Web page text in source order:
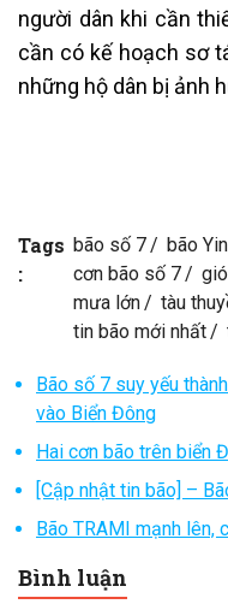
người dân khi cần
cần có kế hoạch sơ
những hộ dân bị ảnh
Tags
:
bão số 7 bão
cơn bão số 7
mưa lớn
tàu
tin bão mới nhất
Bão số 7 suy yếu
vào Biển Đông
Hai cơn bão trên biển
[Cập nhật tin bão] –
Bão TRAMI mạnh lên,
Bình luận